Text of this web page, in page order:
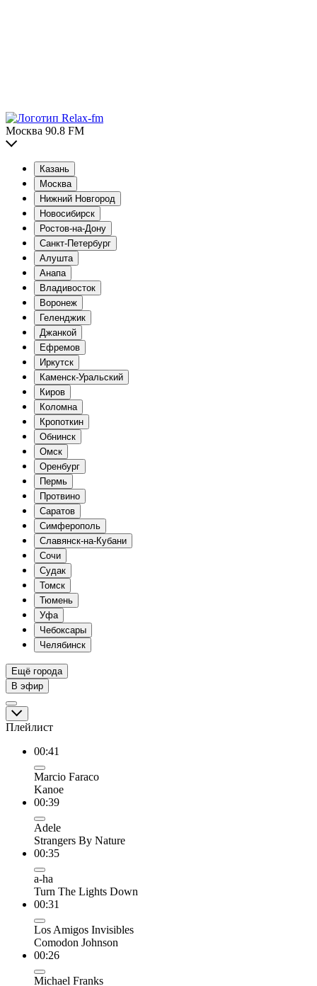
Москва 90.8 FM
Казань
Москва
Нижний Новгород
Новосибирск
Ростов-на-Дону
Санкт-Петербург
Алушта
Анапа
Владивосток
Воронеж
Геленджик
Джанкой
Ефремов
Иркутск
Каменск-Уральский
Киров
Коломна
Кропоткин
Обнинск
Омск
Оренбург
Пермь
Протвино
Саратов
Симферополь
Славянск-на-Кубани
Сочи
Судак
Томск
Тюмень
Уфа
Чебоксары
Челябинск
Ещё города
В эфир
Плейлист
00:41
Marcio Faraco
Kanoe
00:39
Adele
Strangers By Nature
00:35
a-ha
Turn The Lights Down
00:31
Los Amigos Invisibles
Comodon Johnson
00:26
Michael Franks